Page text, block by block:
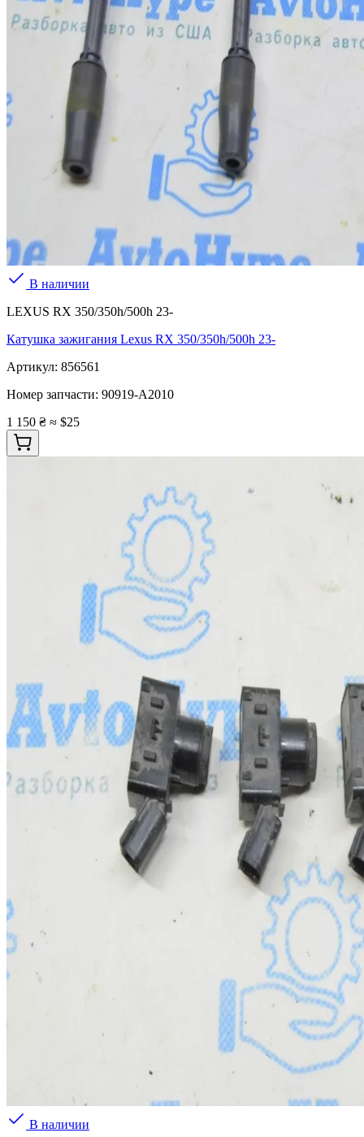
В наличии
LEXUS RX 350/350h/500h 23-
Катушка зажигания Lexus RX 350/350h/500h 23-
Артикул: 856561
Номер запчасти: 90919-A2010
1 150 ₴ ≈ $25
В наличии